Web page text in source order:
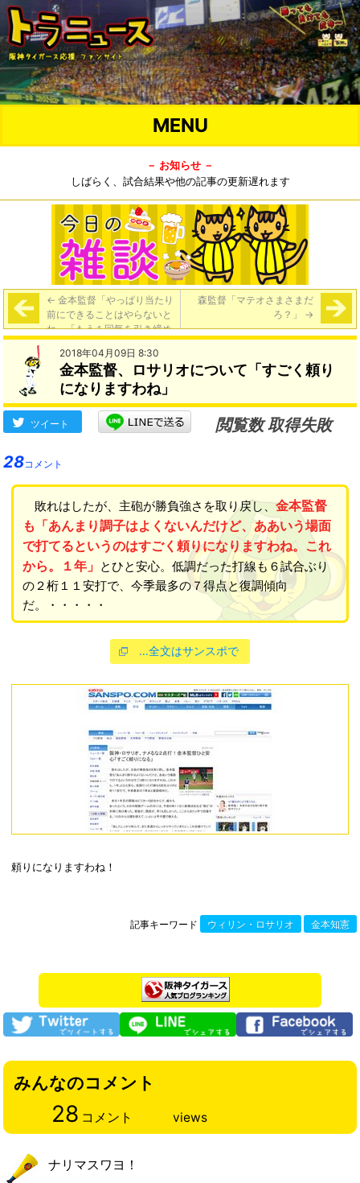
MENU
－ お知らせ －
しばらく、試合結果や他の記事の更新遅れます
← 金本監督「やっぱり当たり
前にできることはやらないと
ね」「もう１回気を引き締め
ないと、ホントに」
森監督「マテオさまさまだ
ろ？」 →
2018年04月09日 8:30
金本監督、ロサリオについて「すごく頼り
になりますわね」
ツイート
閲覧数 取得失敗
28コメント
敗れはしたが、主砲が勝負強さを取り戻し、金本監督
も「あんまり調子はよくないんだけど、ああいう場面
で打てるというのはすごく頼りになりますわね。これ
から。１年」 とひと安心。低調だった打線も６試合ぶり
の２桁１１安打で、今季最多の７得点と復調傾向
だ。・・・・・
…全文はサンスポで
頼りになりますわね！
記事キーワード ウィリン・ロサリオ 金本知憲
みんなのコメント
28 コメント views
ナリマスワヨ！